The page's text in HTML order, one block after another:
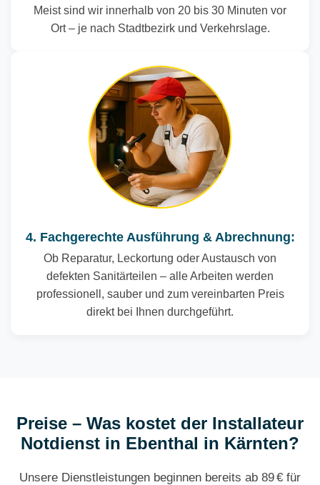
Meist sind wir innerhalb von 20 bis 30 Minuten vor
Ort – je nach Stadtbezirk und Verkehrslage.
4. Fachgerechte Ausführung & Abrechnung:
Ob Reparatur, Leckortung oder Austausch von
defekten Sanitärteilen – alle Arbeiten werden
professionell, sauber und zum vereinbarten Preis
direkt bei Ihnen durchgeführt.
Preise – Was kostet der Installateur
Notdienst in Ebenthal in Kärnten?
Unsere Dienstleistungen beginnen bereits ab 89 € für